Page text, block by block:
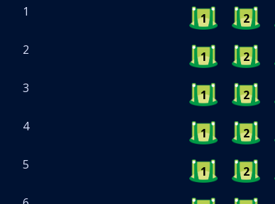
1
1 2
2
1 2
3
1 2
4
1 2
5
1 2